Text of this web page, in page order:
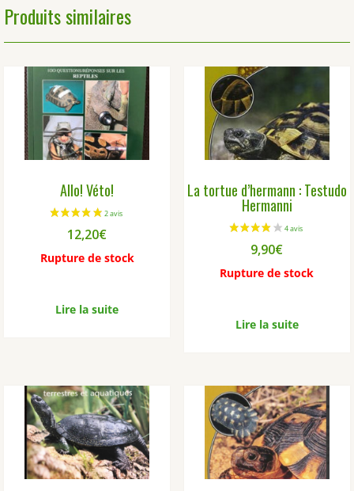
Produits similaires
Allo! Véto!
12,20€
Rupture de stock
Lire la suite
La tortue d’hermann : Testudo
Hermanni
9,90€
Rupture de stock
Lire la suite